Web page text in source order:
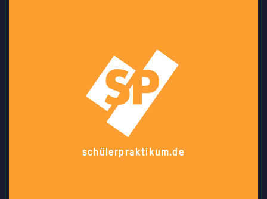
schülerpraktikum.de